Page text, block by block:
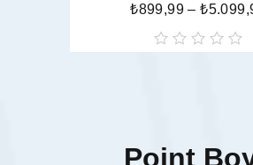
₺899,99 –₺
Point